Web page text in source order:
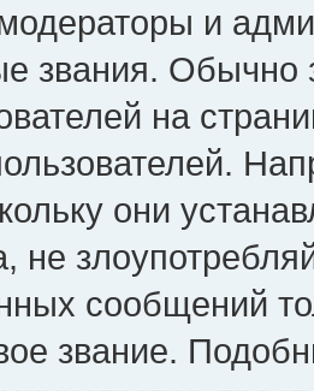
и
звания. Обычно
на
они
не
сообщений
звание.